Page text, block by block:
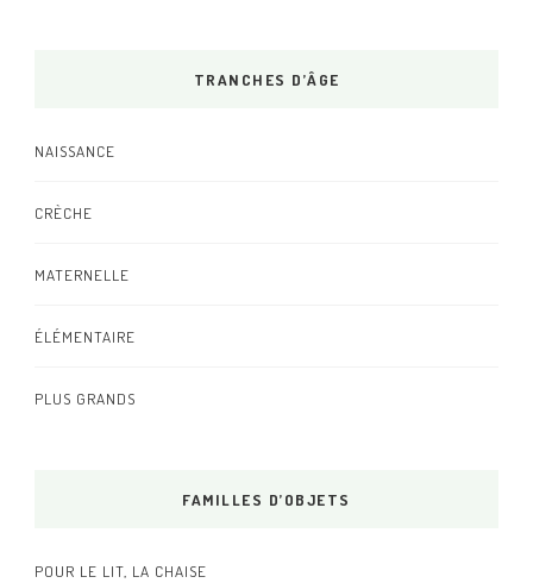
TRANCHES D’ÂGE
NAISSANCE
CRÈCHE
MATERNELLE
ÉLÉMENTAIRE
PLUS GRANDS
FAMILLES D’OBJETS
POUR LE LIT, LA CHAISE